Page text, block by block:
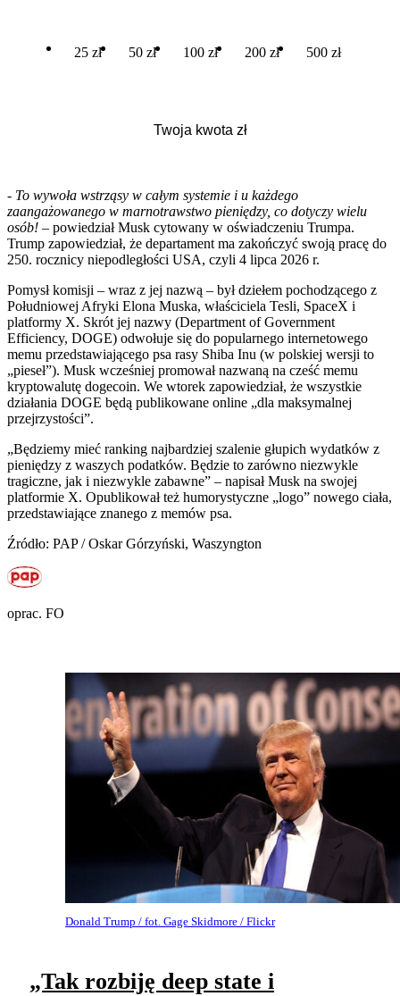
25 zł 50 zł 100 zł 200 zł 500 zł
- To wywoła wstrząsy w całym systemie i u każdego
zaangażowanego w marnotrawstwo pieniędzy, co dotyczy wielu
osób! – powiedział Musk cytowany w oświadczeniu Trumpa.
Trump zapowiedział, że departament ma zakończyć swoją pracę do
250. rocznicy niepodległości USA, czyli 4 lipca 2026 r.
Pomysł komisji – wraz z jej nazwą – był dziełem pochodzącego z
Południowej Afryki Elona Muska, właściciela Tesli, SpaceX i
platformy X. Skrót jej nazwy (Department of Government
Efficiency, DOGE) odwołuje się do popularnego internetowego
memu przedstawiającego psa rasy Shiba Inu (w polskiej wersji to
„pieseł”). Musk wcześniej promował nazwaną na cześć memu
kryptowalutę dogecoin. We wtorek zapowiedział, że wszystkie
działania DOGE będą publikowane online „dla maksymalnej
przejrzystości”.
„Będziemy mieć ranking najbardziej szalenie głupich wydatków z
pieniędzy z waszych podatków. Będzie to zarówno niezwykle
tragiczne, jak i niezwykle zabawne” – napisał Musk na swojej
platformie X. Opublikował też humorystyczne „logo” nowego ciała,
przedstawiające znanego z memów psa.
Źródło: PAP / Oskar Górzyński, Waszyngton
oprac. FO
Donald Trump / fot. Gage Skidmore / Flickr
„Tak rozbiję deep state i